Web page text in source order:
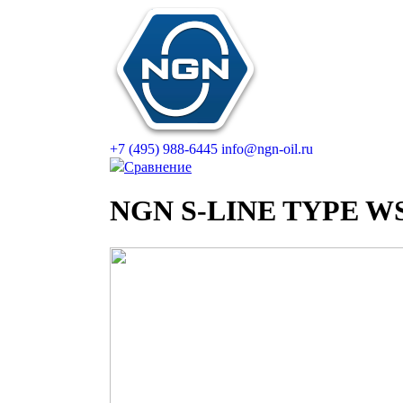
+7 (495) 988-6445 info@ngn-oil.ru
Сравнение
NGN S-LINE TYPE